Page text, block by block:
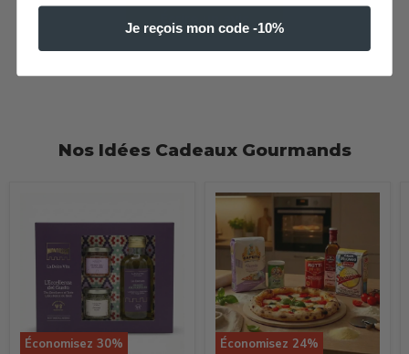
Écrire un avis
Nos Idées Cadeaux Gourmands
Économisez 30% Économisez 24%
Je reçois mon code -10%